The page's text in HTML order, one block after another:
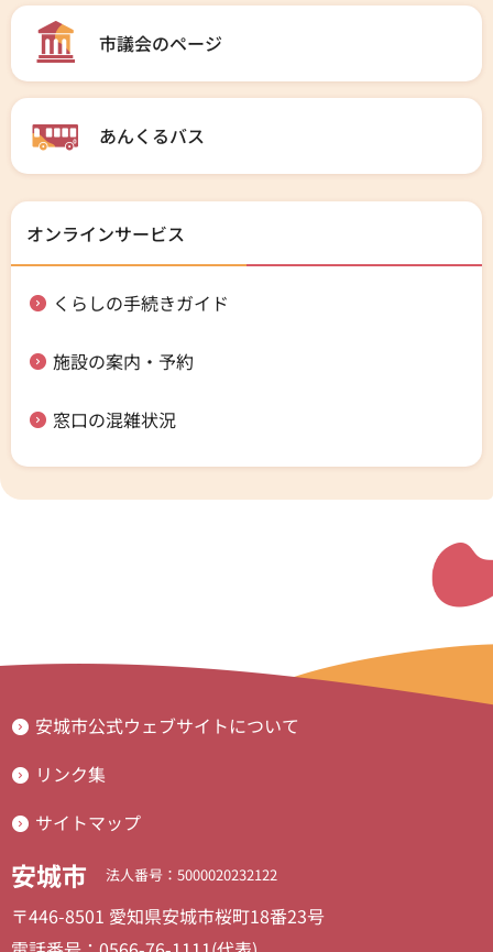
市議会のページ
あんくるバス
オンラインサービス
くらしの手続きガイド
施設の案内・予約
窓口の混雑状況
安城市公式ウェブサイトについて
リンク集
サイトマップ
安城市 法人番号：5000020232122
〒446-8501 愛知県安城市桜町18番23号